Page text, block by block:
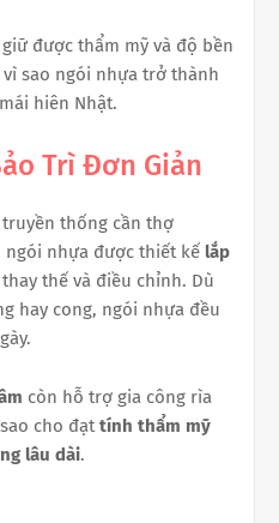
được thẩm mỹ và độ bền
sao ngói nhựa trở thành
hiên Nhật.
Trì Đơn Giản
thống cần thợ
ngói nhựa được thiết kế lắp
thay thế và điều chỉnh. Dù
hay cong, ngói nhựa đều
còn hỗ trợ gia công rìa
cho đạt tính thẩm mỹ
lâu dài.